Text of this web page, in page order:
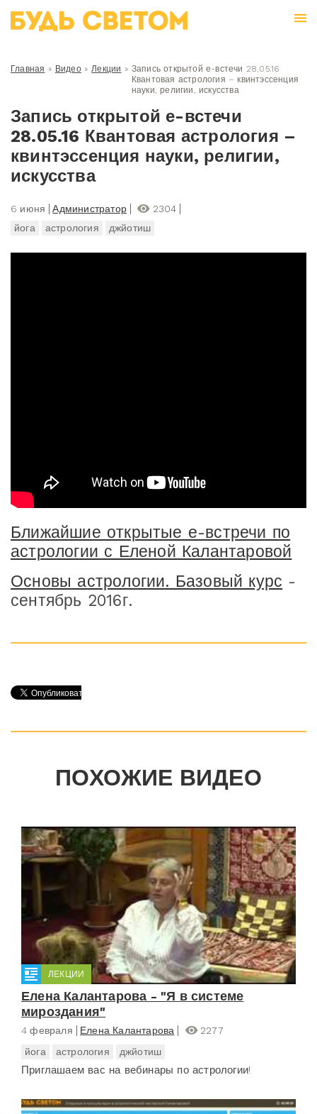
Главная » Видео» Лекции » Запись открытой е-встечи 28.05.16
Квантовая астрология – квинтэссенция
науки, религии, искусства
Запись открытой е-встечи
28.05.16 Квантовая астрология –
квинтэссенция науки, религии,
искусства
6 июня Администратор
2304
йога
астрология джйотиш
Ближайшие открытые е-встречи по
астрологии с Еленой Калантаровой
Основы астрологии. Базовый курс -
сентябрь 2016г.
ПОХОЖИЕ ВИДЕО
ЛЕКЦИИ
Елена Калантарова - "Я в системе
мироздания"
4 февраля Елена Калантарова
2277
йога
астрология джйотиш
Приглашаем вас на вебинары по астрологии!